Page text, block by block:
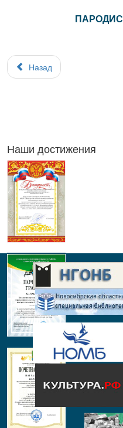
Назад
Наши достижения